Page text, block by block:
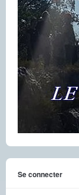
Se connecter